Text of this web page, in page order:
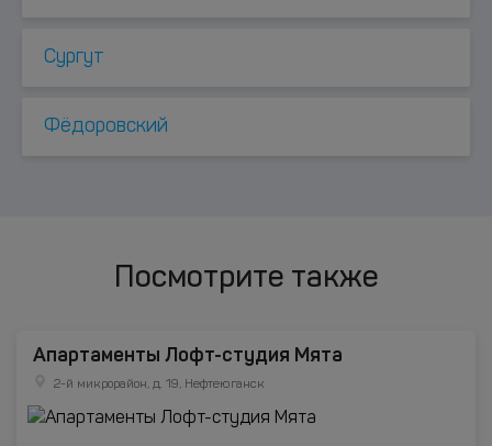
Сургут
Фёдоровский
Посмотрите также
Апартаменты Лофт-студия Мята
2-й микрорайон, д. 19, Нефтеюганск